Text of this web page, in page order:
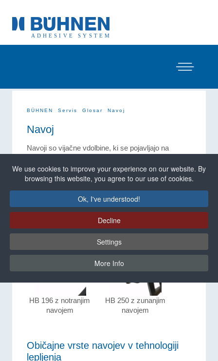
BÜHNEN Servis Glosar Navoj
Navoj
Navoji so vijačne vdolbine, ki se pojavljajo na
uporabljajo za povezovanje.
tehnologiji lepljenja
se poleg običajnih vijakov in
matic za pritrjevanje na šobah najpogosteje
Odvisno od pripadajoče naprave imajo šobe
notranji ali zunanji navoj.
HB 196 z notranjim
navojem
HB 250 z zunanjim
navojem
Običajne vrste navojev v tehnologiji
lepljenja
We use cookies to improve your experience on our website. By
browsing this website, you agree to our use of cookies.
Ok, I've understood!
Decline
Settings
More Info